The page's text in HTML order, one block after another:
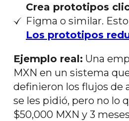
Crea prototipos
Figma o similar.
Los prototipos
Ejemplo real: Una
MXN en un sistema
definieron los flujos de
se les pidió, pero no lo
$50,000 MXN y 3